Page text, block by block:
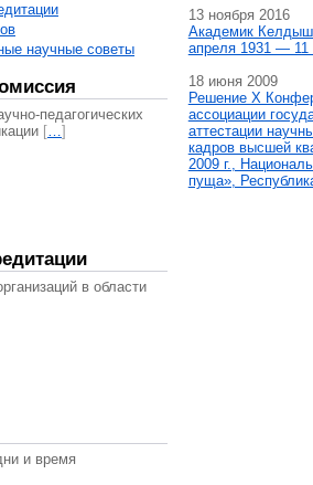
научные советы
педагогических
[…]
в области
и время
13 ноября 2016
Академик
апреля 1931 — 11
18 июня 2009
Решение X
ассоциации
аттестации
кадров высшей
2009 г.,
пуща»,